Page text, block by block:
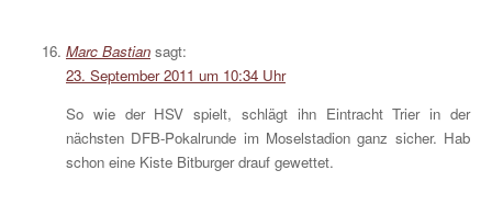
Marc Bastian sagt:
23. September 2011 um 10:34 Uhr
So wie der HSV spielt, schlägt ihn Eintracht Trier in der
nächsten DFB-Pokalrunde im Moselstadion ganz sicher. Hab
schon eine Kiste Bitburger drauf gewettet.